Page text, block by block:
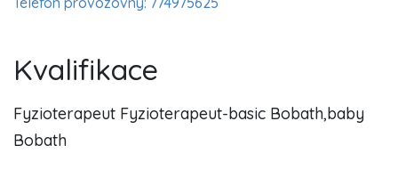
Kvalifikace
Fyzioterapeut Fyzioterapeut-basic Bobath,baby
Bobath